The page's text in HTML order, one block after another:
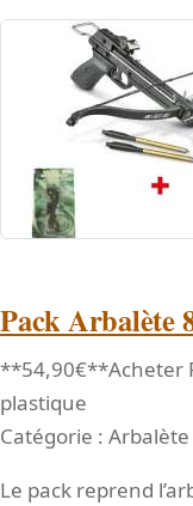
Pack Arbalète
**54,90€**Acheter
plastique
Catégorie :
Le pack reprend